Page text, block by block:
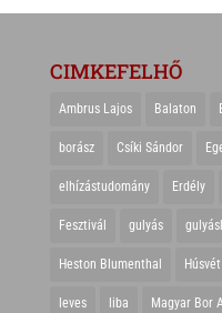
CIMKEFELHŐ
Ambrus Lajos Balaton
borász Csíki Sándor
elhízástudomány Erdély
Fesztivál gulyás
Heston Blumenthal Húsvét
leves liba Magyar Bor